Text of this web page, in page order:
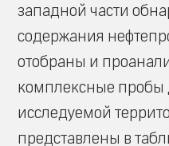
западной части
содержания
отобраны и
комплексные
исследуемой
представлены в